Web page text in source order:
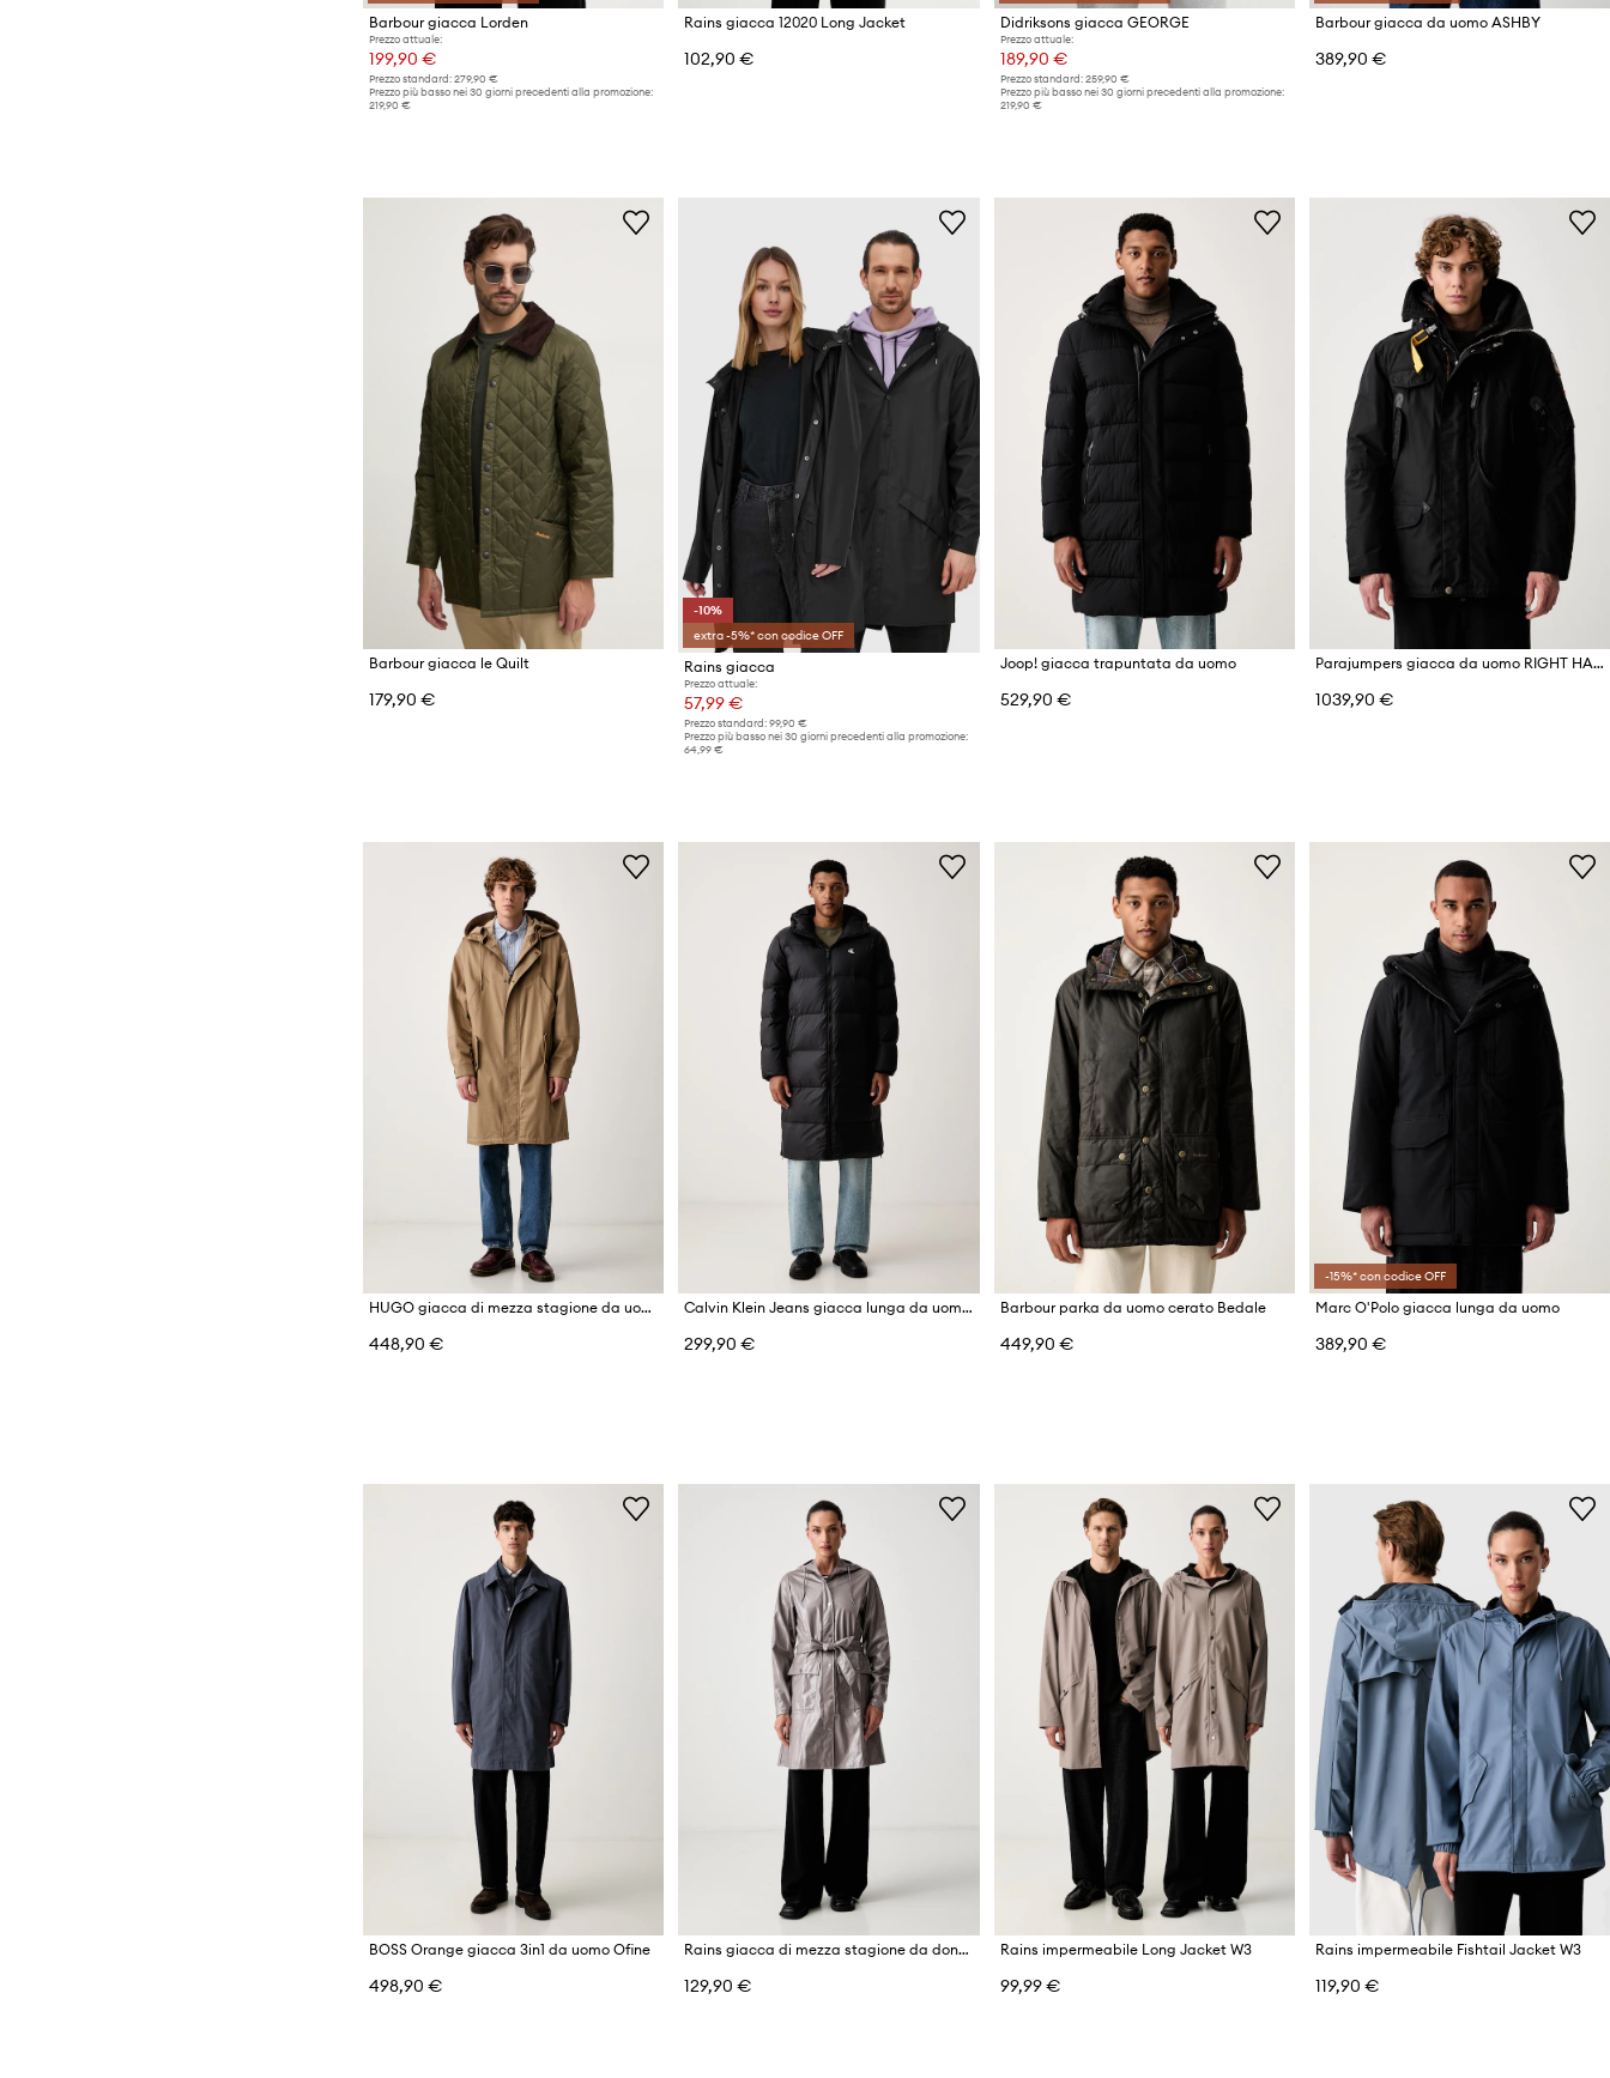
Barbour giacca Lorden
Prezzo attuale:
199,90 €
Prezzo standard: 279,90 €
Prezzo più basso nei 30 giorni precedenti alla promozione:
219,90 €
Rains giacca 12020 Long Jacket
102,90 €
Didriksons giacca GEORGE
Prezzo attuale:
189,90 €
Prezzo standard: 259,90 €
Prezzo più basso nei 30 giorni precedenti alla promozione:
219,90 €
Barbour giacca da uomo ASHBY
389,90 €
Barbour giacca le Quilt
179,90 €
-10%
extra -5%* con codice OFF
Rains giacca
Prezzo attuale:
57,99 €
Prezzo standard: 99,90 €
Prezzo più basso nei 30 giorni precedenti alla promozione:
64,99 €
Joop! giacca trapuntata da uomo
529,90 €
Parajumpers giacca da uomo RIGHT HAND
1039,90 €
HUGO giacca di mezza stagione da uomo con cotone Miko2631
448,90 €
Calvin Klein Jeans giacca lunga da uomo
299,90 €
Barbour parka da uomo cerato Bedale
449,90 €
-15%* con codice OFF
Marc O'Polo giacca lunga da uomo
389,90 €
BOSS Orange giacca 3in1 da uomo Ofine
498,90 €
Rains giacca di mezza stagione da donna Curve Long Jacket W3
129,90 €
Rains impermeabile Long Jacket W3
99,99 €
Rains impermeabile Fishtail Jacket W3
119,90 €